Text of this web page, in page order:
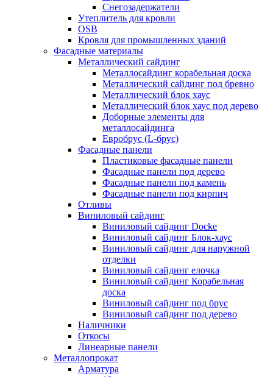
Снегозадержатели
Утеплитель для кровли
OSB
Кровля для промышленных зданий
Фасадные материалы
Металлический сайдинг
Металлосайдинг корабельная доска
Металлический сайдинг под бревно
Металлический блок хаус
Металлический блок хаус под дерево
Доборные элементы для
металлосайдинга
Евробрус (L-брус)
Фасадные панели
Пластиковые фасадные панели
Фасадные панели под дерево
Фасадные панели под камень
Фасадные панели под кирпич
Отливы
Виниловый сайдинг
Виниловый сайдинг Docke
Виниловый сайдинг Блок-хаус
Виниловый сайдинг для наружной
отделки
Виниловый сайдинг елочка
Виниловый сайдинг Корабельная
доска
Виниловый сайдинг под брус
Виниловый сайдинг под дерево
Наличники
Откосы
Линеарные панели
Металлопрокат
Арматура